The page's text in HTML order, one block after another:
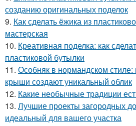
созданию оригинальных поделок
9. Как сделать ёжика из
мастерская
10. Креативная поделка: как
пластиковой бутылки
11. Особняк в нормандском стиле:
крыши создают уникальный облик
12. Какие необычные традиции
13. Лучшие проекты загородных
идеальный для вашего участка